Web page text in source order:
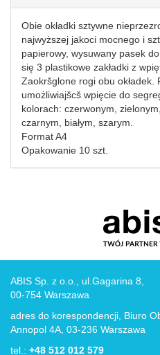
Obie okładki sztywne
najwyższej jakoci mocnego i
papierowy, wysuwany pasek
się 3 plastikowe zakładki z
Zaokršglone rogi obu
umożliwiajšcš wpięcie do
kolorach: czerwonym,
czarnym, białym, szarym.
Format A4
Opakowanie 10 szt.
ABIS Sp. z o.o., ul.Gagarina 8,
00-754 Warszawa
adres do korespondencji, Biuro
Annopol 4A, 03-236 Warszawa
tel.: +48 512 012 579